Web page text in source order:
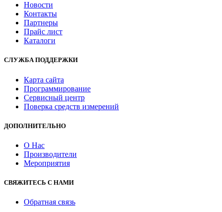
Новости
Контакты
Партнеры
Прайс лист
Каталоги
СЛУЖБА ПОДДЕРЖКИ
Карта сайта
Программирование
Сервисный центр
Поверка средств измерений
ДОПОЛНИТЕЛЬНО
О Нас
Производители
Мероприятия
СВЯЖИТЕСЬ С НАМИ
Обратная связь